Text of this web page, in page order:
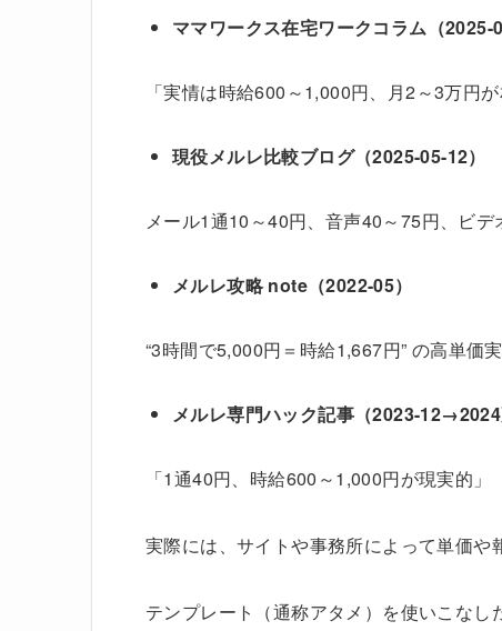
ママワークス在宅ワークコラム（2025-
「実情は時給600～1,000円、月2～3万円が
現役メルレ比較ブログ（2025-05-12）
メール1通10～40円、音声40～75円、ビデ
メルレ攻略 note（2022-05）
“3時間で5,000円＝時給1,667円” の高単価
メルレ専門ハック記事（2023-12→2024
「1通40円、時給600～1,000円が現実的」
実際には、サイトや事務所によって単価や
テンプレート（通称アタメ）を使いこなし